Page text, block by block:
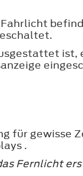
für gewisse
.
Fernlicht